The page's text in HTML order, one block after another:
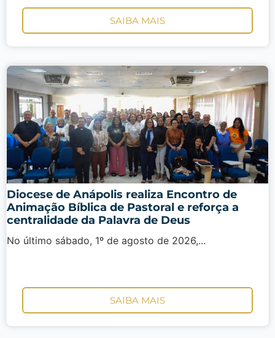
SAIBA MAIS
Diocese de Anápolis realiza Encontro de
Animação Bíblica de Pastoral e reforça a
centralidade da Palavra de Deus
No último sábado, 1º de agosto de 2026,...
SAIBA MAIS